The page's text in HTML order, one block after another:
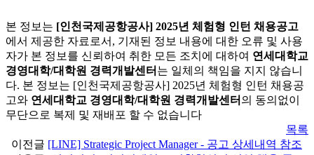
본 정보는 [인천국제공항공사] 2025년 체험형 인턴 채용공고
에서 제공한 자료로서, 기재된 정보 내용에 대한 오류 및 사용
자가 본 정보를 신뢰하여 취한 모든 조치에 대하여 연세대학교
경영대학/대학원 경력개발센터 는 일체의 책임을 지지 않습니
다. 본 정보는 [인천국제공항공사] 2025년 체험형 인턴 채용공
고와 연세대학교 경영대학/대학원 경력개발센터 의 동의없이
무단으로 복제 및 재배포 할 수 없습니다
목록
이전글 [LINE] Strategic Project Manager - 공고 상세내역 참조